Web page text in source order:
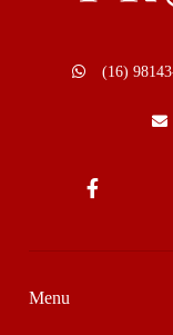
(16)
Menu